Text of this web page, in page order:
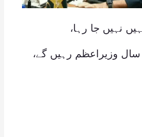
نہیں جا رہا،
شہبازشریف 5 سال وزیراعظم رہیں گے،